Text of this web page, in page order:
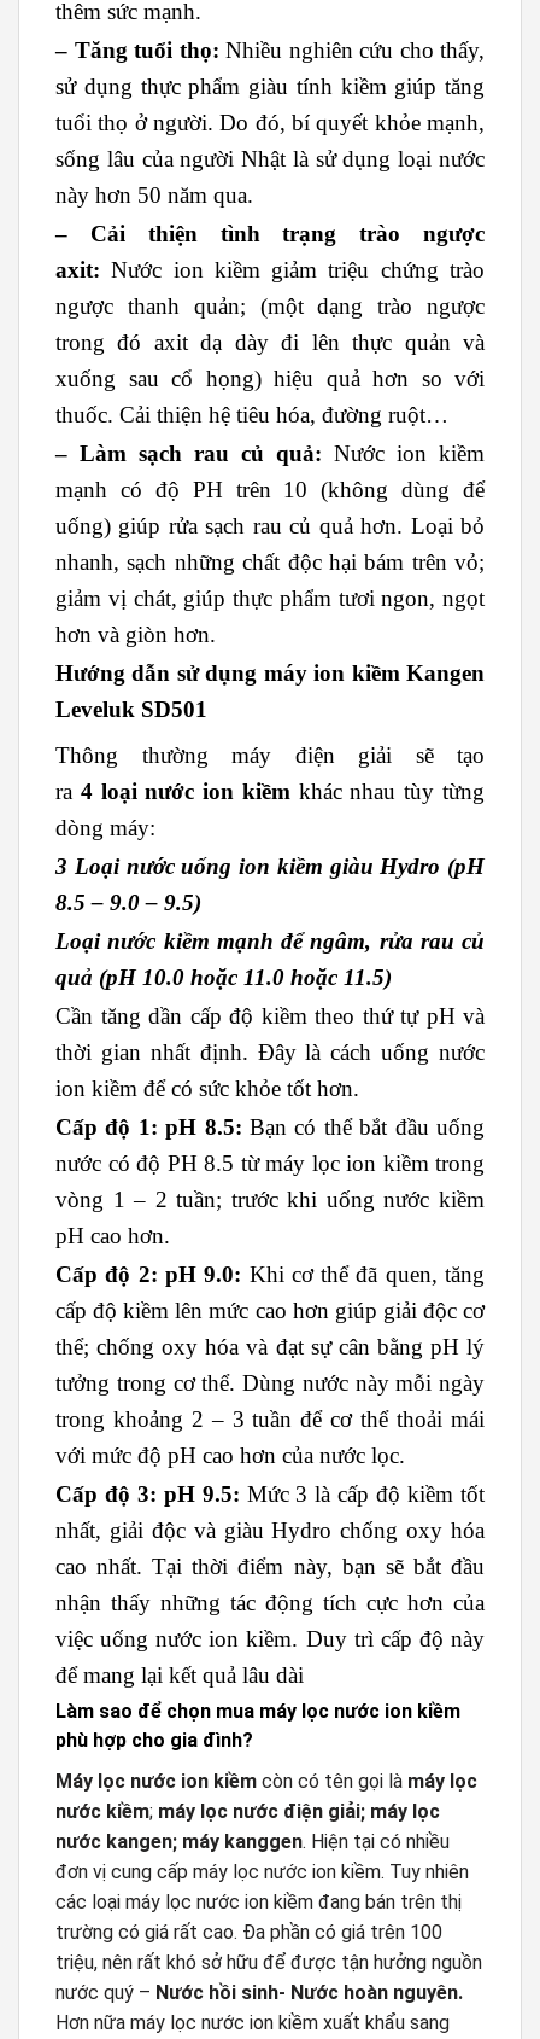
thêm sức mạnh.
– Tăng tuổi thọ: Nhiều nghiên cứu cho thấy,
sử dụng thực phẩm giàu tính kiềm giúp tăng
tuổi thọ ở người. Do đó, bí quyết khỏe mạnh,
sống lâu của người Nhật là sử dụng loại nước
này hơn 50 năm qua.
– Cải thiện tình trạng trào ngược
axit:Nước ion kiềm giảm triệu chứng trào
ngược thanh quản; (một dạng trào ngược
trong đó axit dạ dày đi lên thực quản và
xuống sau cổ họng) hiệu quả hơn so với
thuốc. Cải thiện hệ tiêu hóa, đường ruột…
– Làm sạch rau củ quả: Nước ion kiềm
mạnh có độ PH trên 10 (không dùng để
uống) giúp rửa sạch rau củ quả hơn. Loại bỏ
nhanh, sạch những chất độc hại bám trên vỏ;
giảm vị chát, giúp thực phẩm tươi ngon, ngọt
hơn và giòn hơn.
Hướng dẫn sử dụng máy ion kiềm Kangen
Leveluk SD501
Thông thường máy điện giải sẽ tạo
ra 4 loại nước ion kiềm khác nhau tùy từng
dòng máy:
3 Loại nước uống ion kiềm giàu Hydro (pH
8.5 – 9.0 – 9.5)
Loại nước kiềm mạnh để ngâm, rửa rau củ
quả (pH 10.0 hoặc 11.0 hoặc 11.5)
Cần tăng dần cấp độ kiềm theo thứ tự pH và
thời gian nhất định. Đây là cách uống nước
ion kiềm để có sức khỏe tốt hơn.
Cấp độ 1: pH 8.5: Bạn có thể bắt đầu uống
nước có độ PH 8.5 từ máy lọc ion kiềm trong
vòng 1 – 2 tuần; trước khi uống nước kiềm
pH cao hơn.
Cấp độ 2: pH 9.0: Khi cơ thể đã quen, tăng
cấp độ kiềm lên mức cao hơn giúp giải độc cơ
thể; chống oxy hóa và đạt sự cân bằng pH lý
tưởng trong cơ thể. Dùng nước này mỗi ngày
trong khoảng 2 – 3 tuần để cơ thể thoải mái
với mức độ pH cao hơn của nước lọc.
Cấp độ 3: pH 9.5: Mức 3 là cấp độ kiềm tốt
nhất, giải độc và giàu Hydro chống oxy hóa
cao nhất. Tại thời điểm này, bạn sẽ bắt đầu
nhận thấy những tác động tích cực hơn của
việc uống nước ion kiềm. Duy trì cấp độ này
để mang lại kết quả lâu dài
Làm sao để chọn mua máy lọc nước ion kiềm
phù hợp cho gia đình?
Máy lọc nước ion kiềm còn có tên gọi là máy lọc
nước kiềm; máy lọc nước điện giải; máy lọc
nước kangen; máy kanggen. Hiện tại có nhiều
đơn vị cung cấp máy lọc nước ion kiềm. Tuy nhiên
các loại máy lọc nước ion kiềm đang bán trên thị
trường có giá rất cao. Đa phần có giá trên 100
triệu, nên rất khó sở hữu để được tận hưởng nguồn
nước quý – Nước hồi sinh- Nước hoàn nguyên.
Hơn nữa máy lọc nước ion kiềm xuất khẩu sang